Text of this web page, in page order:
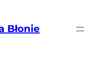
Błonie